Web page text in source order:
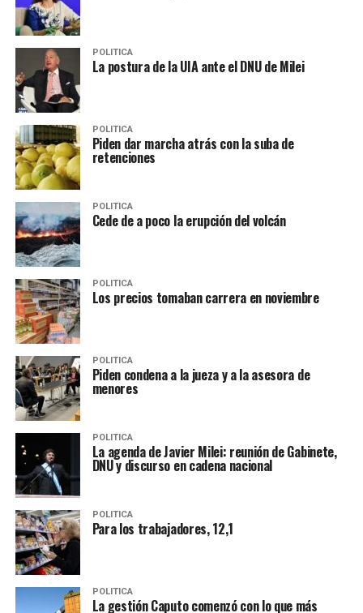
POLITICA
La postura de la UIA ante el DNU de Milei
POLITICA
Piden dar marcha atrás con la suba de
retenciones
POLITICA
Cede de a poco la erupción del volcán
POLITICA
Los precios tomaban carrera en noviembre
POLITICA
Piden condena a la jueza y a la asesora de
menores
POLITICA
La agenda de Javier Milei: reunión de Gabinete,
DNU y discurso en cadena nacional
POLITICA
Para los trabajadores, 12,1
POLITICA
La gestión Caputo comenzó con lo que más